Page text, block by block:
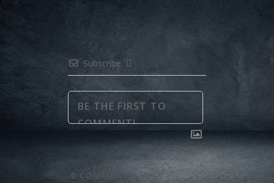
Subscribe
0COMMENTS